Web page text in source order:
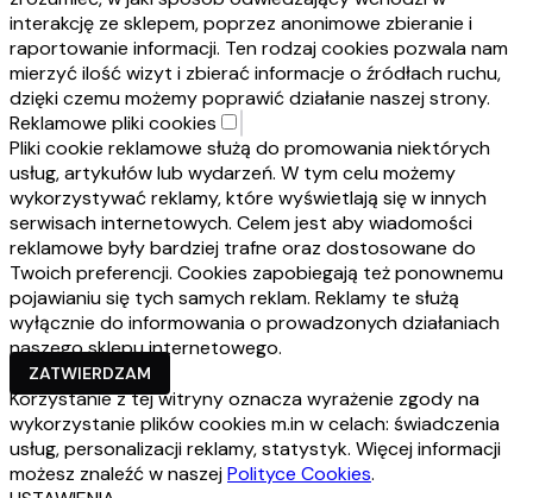
interakcję ze sklepem, poprzez anonimowe zbieranie i
raportowanie informacji. Ten rodzaj cookies pozwala nam
mierzyć ilość wizyt i zbierać informacje o źródłach ruchu,
dzięki czemu możemy poprawić działanie naszej strony.
Reklamowe pliki cookies
Pliki cookie reklamowe służą do promowania niektórych
usług, artykułów lub wydarzeń. W tym celu możemy
wykorzystywać reklamy, które wyświetlają się w innych
serwisach internetowych. Celem jest aby wiadomości
reklamowe były bardziej trafne oraz dostosowane do
Twoich preferencji. Cookies zapobiegają też ponownemu
pojawianiu się tych samych reklam. Reklamy te służą
wyłącznie do informowania o prowadzonych działaniach
naszego sklepu internetowego.
ZATWIERDZAM
Korzystanie z tej witryny oznacza wyrażenie zgody na
wykorzystanie plików cookies m.in w celach: świadczenia
usług, personalizacji reklamy, statystyk. Więcej informacji
możesz znaleźć w naszejPolityce Cookies.